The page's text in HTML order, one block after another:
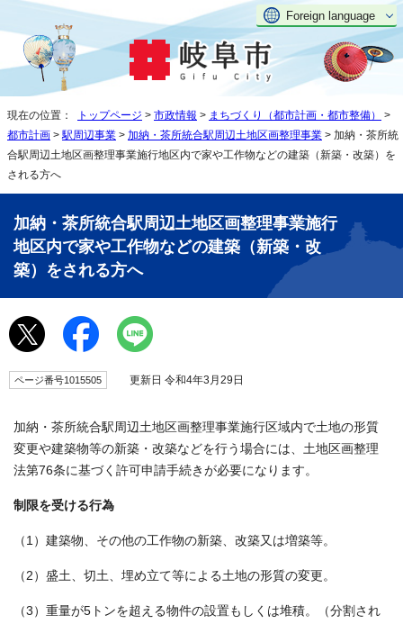
Foreign language
現在の位置： トップページ > 市政情報 > まちづくり（都市計画・都市整備）
>
都市計画 > 駅周辺事業 > 加納・茶所統合駅周辺土地区画整理事業 > 加納・茶所統
合駅周辺土地区画整理事業施行地区内で家や工作物などの建築（新築・改築）を
される方へ
加納・茶所統合駅周辺土地区画整理事業施行
地区内で家や工作物などの建築（新築・改
築）をされる方へ
ページ番号1015505 更新日 令和4年3月29日
加納・茶所統合駅周辺土地区画整理事業施行区域内で土地の形質
変更や建築物等の新築・改築などを行う場合には、土地区画整理
法第76条に基づく許可申請手続きが必要になります。
制限を受ける行為
（1）建築物、その他の工作物の新築、改築又は増築等。
（2）盛土、切土、埋め立て等による土地の形質の変更。
（3）重量が5トンを超える物件の設置もしくは堆積。（分割され